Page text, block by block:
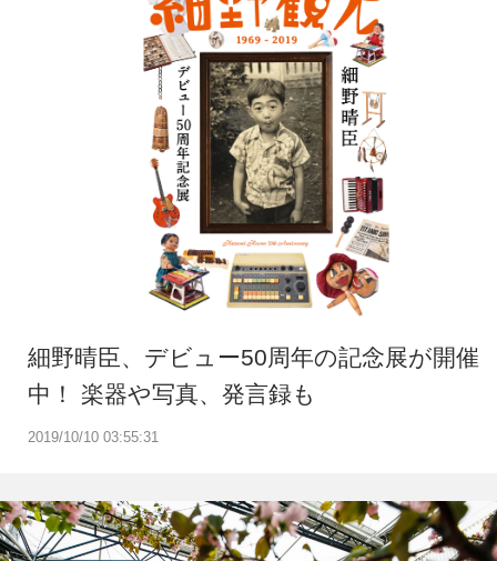
2019/10/10 03:55:31
細野晴臣、デビュー50周年の記念展が開催
中！ 楽器や写真、発言録も